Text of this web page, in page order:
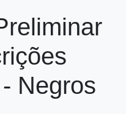
Negros